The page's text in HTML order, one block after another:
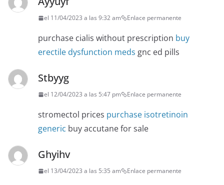
el 11/04/2023 a las 9:32 am Enlace permanente
purchase cialis without prescription buy
erectile dysfunction meds gnc ed pills
Stbyyg
el 12/04/2023 a las 5:47 pm Enlace permanente
stromectol prices purchase isotretinoin
generic buy accutane for sale
Ghyihv
el 13/04/2023 a las 5:35 am Enlace permanente